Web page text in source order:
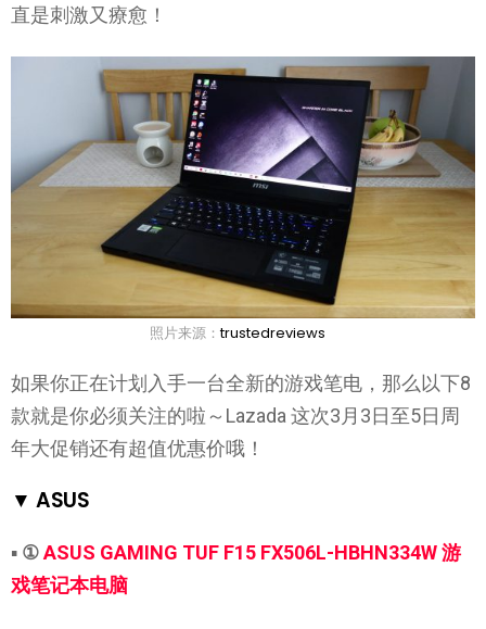
直是刺激又療愈！
照片来源：trustedreviews
如果你正在计划入手一台全新的游戏笔电，那么以下8
款就是你必须关注的啦～Lazada 这次3月3日至5日周
年大促销还有超值优惠价哦！
▼ ASUS
▪ ①ASUS GAMING TUF F15 FX506L-HBHN334W 游
戏笔记本电脑